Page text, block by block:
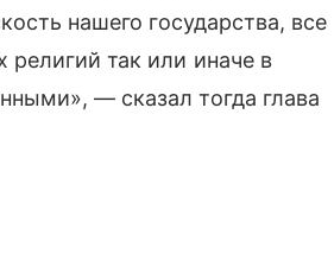
нашего государства, все
религий так или иначе в
— сказал тогда глава